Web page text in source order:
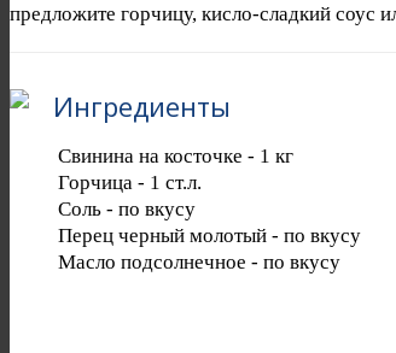
предложите горчицу, кисло-сладкий соус
Ингредиенты
Cвинина на косточке - 1 кг
Горчица - 1 ст.л.
Соль - по вкусу
Перец черный молотый - по вкусу
Масло подсолнечное - по вкусу